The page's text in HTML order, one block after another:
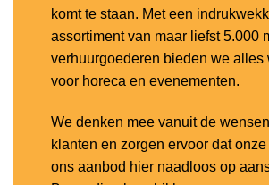
komt te staan. Met een
assortiment van maar liefst 5.000
verhuurgoederen bieden we alles
voor horeca en evenementen.
We denken mee vanuit de
klanten en zorgen ervoor dat
ons aanbod hier naadloos op